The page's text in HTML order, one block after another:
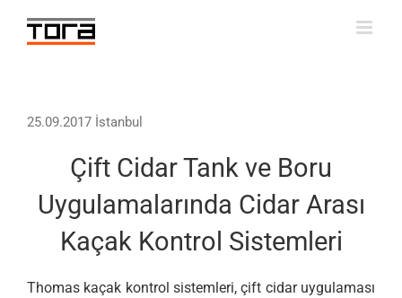
content
25.09.2017 İstanbul
Çift Cidar Tank ve Boru
Uygulamalarında Cidar Arası
Kaçak Kontrol Sistemleri
Thomas kaçak kontrol sistemleri, çift cidar uygulaması